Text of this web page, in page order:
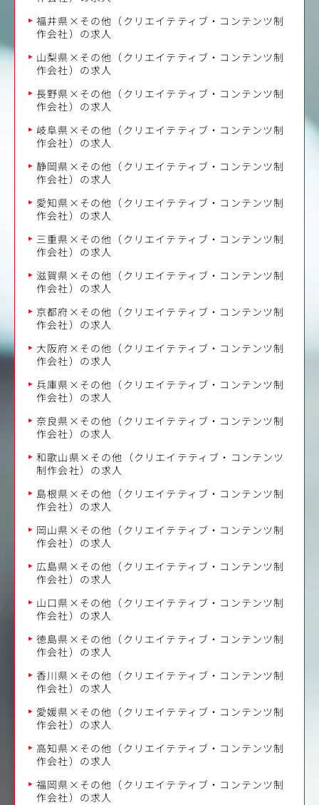
福井県×その他（クリエイテティブ・コンテンツ制
作会社）の求人
山梨県×その他（クリエイテティブ・コンテンツ制
作会社）の求人
長野県×その他（クリエイテティブ・コンテンツ制
作会社）の求人
岐阜県×その他（クリエイテティブ・コンテンツ制
作会社）の求人
静岡県×その他（クリエイテティブ・コンテンツ制
作会社）の求人
愛知県×その他（クリエイテティブ・コンテンツ制
作会社）の求人
三重県×その他（クリエイテティブ・コンテンツ制
作会社）の求人
滋賀県×その他（クリエイテティブ・コンテンツ制
作会社）の求人
京都府×その他（クリエイテティブ・コンテンツ制
作会社）の求人
大阪府×その他（クリエイテティブ・コンテンツ制
作会社）の求人
兵庫県×その他（クリエイテティブ・コンテンツ制
作会社）の求人
奈良県×その他（クリエイテティブ・コンテンツ制
作会社）の求人
和歌山県×その他（クリエイテティブ・コンテンツ
制作会社）の求人
島根県×その他（クリエイテティブ・コンテンツ制
作会社）の求人
岡山県×その他（クリエイテティブ・コンテンツ制
作会社）の求人
広島県×その他（クリエイテティブ・コンテンツ制
作会社）の求人
山口県×その他（クリエイテティブ・コンテンツ制
作会社）の求人
徳島県×その他（クリエイテティブ・コンテンツ制
作会社）の求人
香川県×その他（クリエイテティブ・コンテンツ制
作会社）の求人
愛媛県×その他（クリエイテティブ・コンテンツ制
作会社）の求人
高知県×その他（クリエイテティブ・コンテンツ制
作会社）の求人
福岡県×その他（クリエイテティブ・コンテンツ制
作会社）の求人